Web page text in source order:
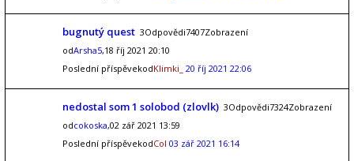
bugnutý quest 3Odpovědi7407Zobrazení
odArsha5,18 říj 2021 20:10
Poslední příspěvekodKlimki_ 20 říj 2021 22:06
nedostal som 1 solobod (zlovlk) 3Odpovědi7324Zobrazení
odcokoska,02 zář 2021 13:59
Poslední příspěvekodCol 03 zář 2021 16:14